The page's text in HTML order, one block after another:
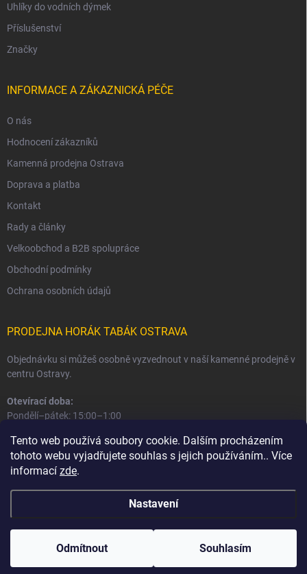
Tento web používá soubory cookie. Dalším procházením
tohoto webu vyjadřujete souhlas s jejich používáním.. Více
informací zde.
Nastavení
Odmítnout Souhlasím
Uhlíky do vodních dýmek
Příslušenství
Značky
INFORMACE A ZÁKAZNICKÁ PÉČE
O nás
Hodnocení zákazníků
Kamenná prodejna Ostrava
Doprava a platba
Kontakt
Rady a články
Velkoobchod a B2B spolupráce
Obchodní podmínky
Ochrana osobních údajů
PRODEJNA HORÁK TABÁK OSTRAVA
Objednávku si můžeš osobně vyzvednout v naší kamenné prodejně v
centru Ostravy.
Otevírací doba:
Pondělí–pátek: 15:00–1:00
Informace o prodejně a osobním odběru
Copyright 2026Horák Tabák. Všechna práva vyhrazena.